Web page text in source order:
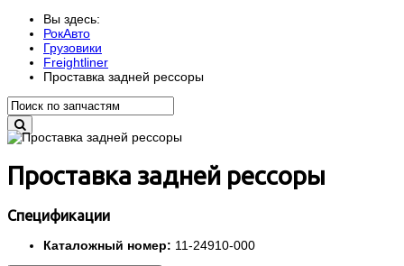
Вы здесь:
РокАвто
Грузовики
Freightliner
Проставка задней рессоры
Проставка задней рессоры
Спецификации
Каталожный номер: 11-24910-000